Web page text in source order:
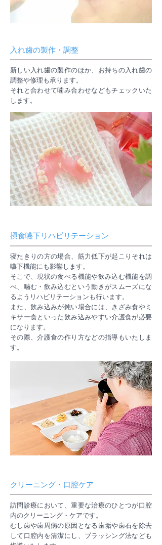
入れ歯の製作・調整
新しい入れ歯の製作のほか、お持ちの入れ歯の
調整や修理も承ります。
それと合わせて噛み合わせなどもチェックいた
します。
摂食嚥下リハビリテーション
寝たきりの方の場合、筋力低下が起こりそれは
嚥下機能にも影響します。
そこで、現状の食べる機能や飲み込む機能を調
べ、噛む・飲み込むという動きがスムーズにな
るようリハビリテーションも行います。
また、飲み込みが鈍い場合には、きざみ食やミ
キサー食といった飲み込みやすい介護食が必要
になります。
その際、介護食の作り方などの指導もいたしま
す。
クリーニング・口腔ケア
訪問診療において、重要な治療のひとつが口腔
内のクリーニング・ケアです。
むし歯や歯周病の原因となる歯垢や歯石を除去
して口腔内を清潔にし、ブラッシング法なども